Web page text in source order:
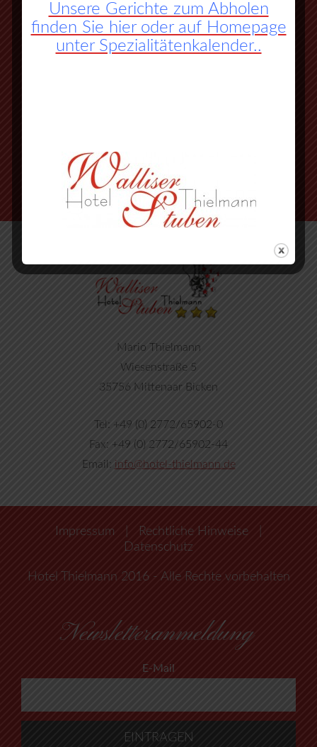
an der 3. Ampel rechts abbiegen
vorbei an Herbornseelbach und
Mario Thielmann
Wiesenstraße 5
35756 Mittenaar Bicken
Tel: +49 (0) 2772/65902-0
Fax: +49 (0) 2772/65902-44
Email: info@hotel-thielmann.de
Impressum Rechtliche Hinweise
Datenschutz
Hotel Thielmann 2016 - Alle Rechte vorbehalten
Newsletteranmeldung
E-Mail
Unsere Gerichte zum Abholen
finden Sie hier oder auf Homepage
unter Spezialitätenkalender..